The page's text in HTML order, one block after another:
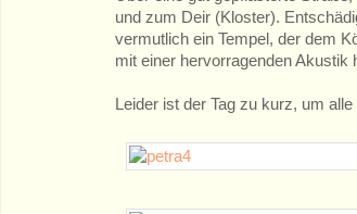
und zum Deir (Kloster).
vermutlich ein Tempel, der dem
mit einer hervorragenden Akustik
Leider ist der Tag zu kurz, um